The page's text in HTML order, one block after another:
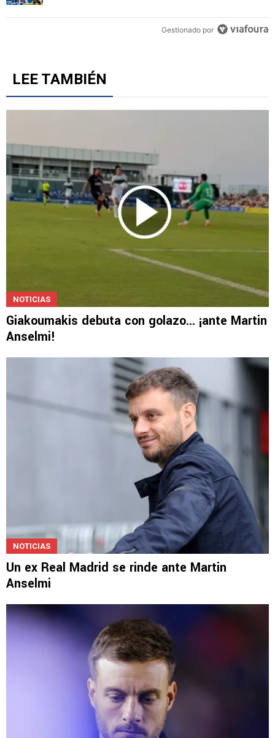
Un artículo de tendencia con el título "Cruz Azul 2-3 Atlante:
Cruz Azul 2-3 Atlante: goles, videos y resumen por la
Giakoumakis debuta con golazo... ¡ante Martin
Anselmi!
Un ex Real Madrid se rinde ante Martin
Anselmi